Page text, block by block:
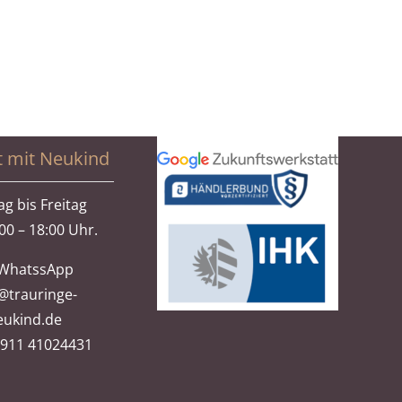
mit Neukind
bis Freitag
– 18:00 Uhr.
41024431